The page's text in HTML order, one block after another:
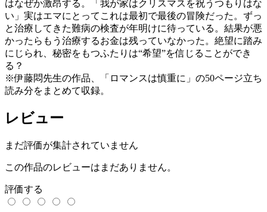
はなぜか激昂する。「我が家はクリスマスを祝うつもりはな
い」実はエマにとってこれは最初で最後の冒険だった。ずっ
と治療してきた難病の検査が年明けに待っている。結果が悪
かったらもう治療するお金は残っていなかった。絶望に踏み
にじられ、秘密をもつふたりは“希望”を信じることができ
る？
※伊藤悶先生の作品、「ロマンスは慎重に」の50ページ立ち
読み分をまとめて収録。
レビュー
まだ評価が集計されていません
この作品のレビューはまだありません。
評価する